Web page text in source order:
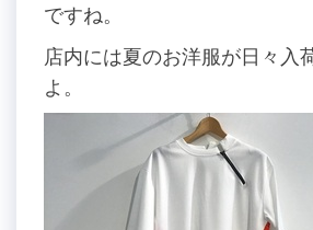
ですね。
店内には夏のお洋服が日々入
よ。